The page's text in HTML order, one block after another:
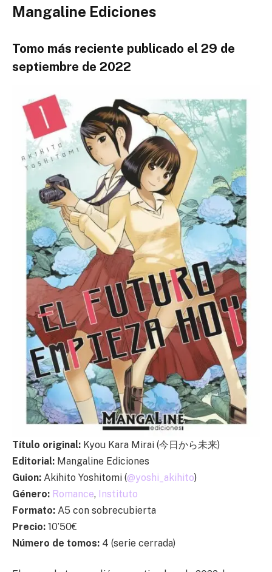
Mangaline Ediciones
Tomo más reciente publicado el 29 de
septiembre de 2022
Título original: Kyou Kara Mirai (今日から未来)
Editorial: Mangaline Ediciones
Guion: Akihito Yoshitomi (@yoshi_akihito)
Género: Romance, Instituto
Formato: A5 con sobrecubierta
Precio: 10’50€
Número de tomos: 4 (serie cerrada)